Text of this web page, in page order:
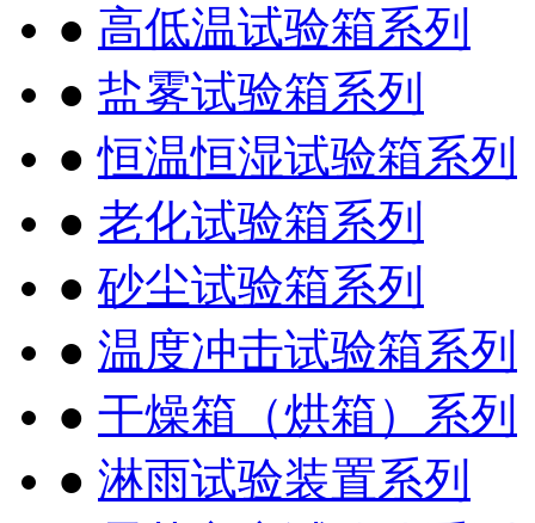
● 高低温试验箱系列
● 盐雾试验箱系列
●恒温恒湿试验箱系列
● 老化试验箱系列
● 砂尘试验箱系列
● 温度冲击试验箱系列
● 干燥箱（烘箱）系列
● 淋雨试验装置系列